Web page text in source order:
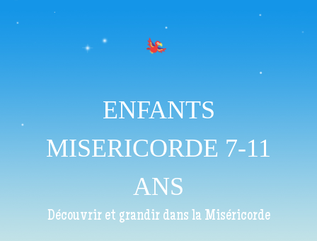
ENFANTS
MISERICORDE 7-11
ANS
Découvrir et grandir dans la Miséricorde